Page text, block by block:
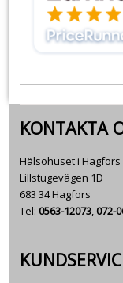
KONTAKTA
Hälsohuset i Hagfors
Lillstugevägen 1D
683 34 Hagfors
Tel: 0563-12073,072-